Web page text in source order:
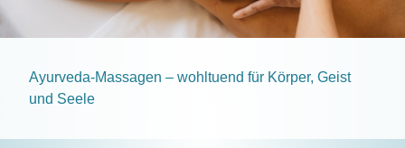
Ayurveda-Massagen – wohltuend für Körper, Geist
und Seele